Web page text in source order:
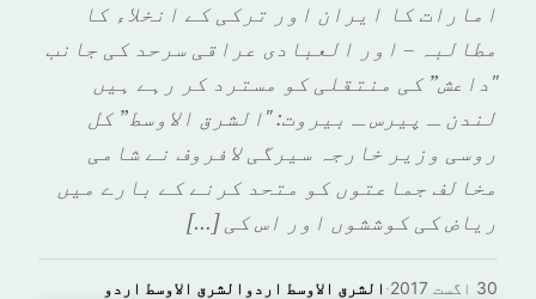
امارات کا ایران اور ترکی کے انخلاء کا
مطالبہ – اور العبادی عراقی سرحد کی جانب
"داعش” کی منتقلی کو مسترد کر رہے ہیں
لندن ـ پیرس ـ بيروت: "الشرق الاوسط” کل
روسی وزیر خارجہ سیرگی لافروف نے شامی
مخالف جماعتوں کو متحد کرنے کے بارے میں
ریاض کی کوششوں اور اس کی […]
الشرق الاوسط اردوالشرق الاوسط اردو · 30 اگست 2017